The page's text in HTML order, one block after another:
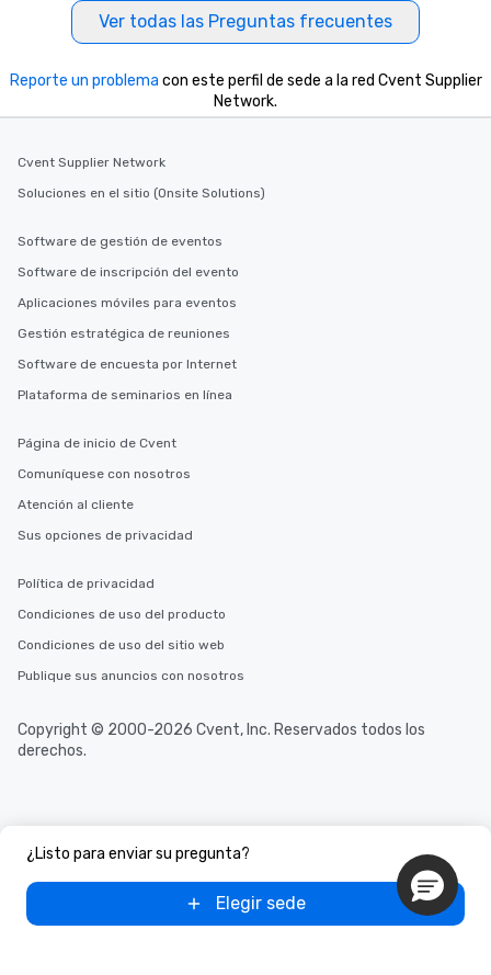
Ver todas las Preguntas frecuentes
¿Listo para enviar su pregunta?
Elegir sede
Reporte un problema con este perfil de sede a la red Cvent Supplier
Network.
Cvent Supplier Network
Soluciones en el sitio (Onsite Solutions)
Software de gestión de eventos
Software de inscripción del evento
Aplicaciones móviles para eventos
Gestión estratégica de reuniones
Software de encuesta por Internet
Plataforma de seminarios en línea
Página de inicio de Cvent
Comuníquese con nosotros
Atención al cliente
Sus opciones de privacidad
Política de privacidad
Condiciones de uso del producto
Condiciones de uso del sitio web
Publique sus anuncios con nosotros
Copyright © 2000-2026 Cvent, Inc. Reservados todos los
derechos.